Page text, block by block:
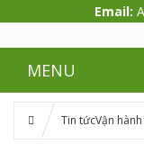
Email:
MENU
Tin tứcVận